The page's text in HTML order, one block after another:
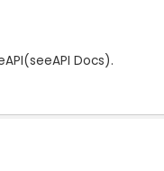
API(seeAPI Docs).